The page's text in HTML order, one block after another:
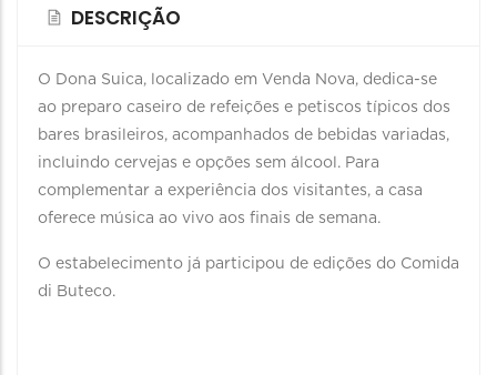
DESCRIÇÃO
O Dona Suica, localizado em Venda Nova, dedica-se
ao preparo caseiro de refeições e petiscos típicos dos
bares brasileiros, acompanhados de bebidas variadas,
incluindo cervejas e opções sem álcool. Para
complementar a experiência dos visitantes, a casa
oferece música ao vivo aos finais de semana.
O estabelecimento já participou de edições do Comida
di Buteco.